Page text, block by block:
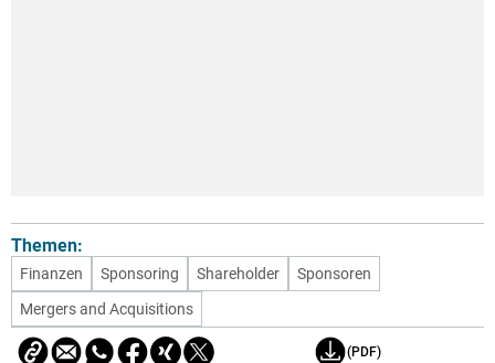
Themen:
Finanzen Sponsoring Shareholder
Sponsoren
Mergers and Acquisitions
(PDF)